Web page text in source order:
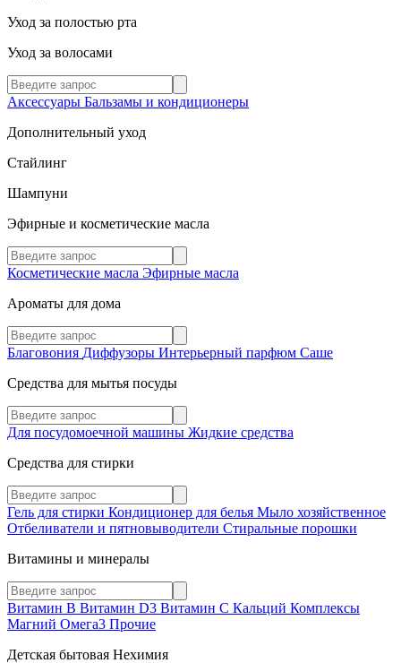
Уход за полостью рта
Уход за волосами
Аксессуары Бальзамы и кондиционеры
Дополнительный уход
Стайлинг
Шампуни
Эфирные и косметические масла
Косметические масла Эфирные масла
Ароматы для дома
Благовония Диффузоры Интерьерный парфюм Саше
Средства для мытья посуды
Для посудомоечной машины Жидкие средства
Средства для стирки
Гель для стирки Кондиционер для белья Мыло хозяйственное
Отбеливатели и пятновыводители Стиральные порошки
Витамины и минералы
Витамин В Витамин D3 Витамин С Кальций Комплексы
Магний Омега3 Прочие
Детская бытовая Нехимия